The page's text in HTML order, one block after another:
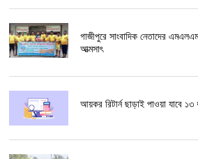
গাজীপুরে সাংবাদিক নেতাদের
আত্মসাৎ
আয়কর রিটার্ন ছাড়াই পাওয়া যাবে